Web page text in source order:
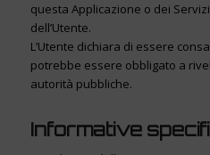
questa Applicazione o dei
dell’Utente.
L’Utente dichiara di essere
potrebbe essere obbligato a
autorità pubbliche.
Informative